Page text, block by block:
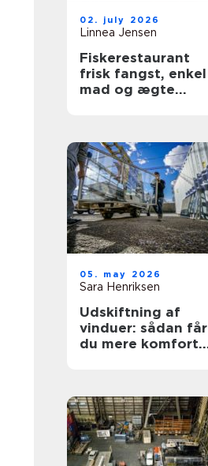
02. july 2026
Linnea Jensen
Fiskerestaurant
frisk fangst, enkel
mad og ægte
05. may 2026
Sara Henriksen
Udskiftning af
vinduer: sådan får
du mere komfort